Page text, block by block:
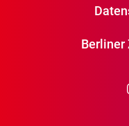
Berliner